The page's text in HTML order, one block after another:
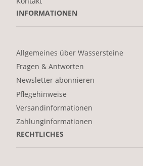
INFORMATIONEN
Allgemeines über Wassersteine
Fragen & Antworten
Newsletter abonnieren
Pflegehinweise
Versandinformationen
Zahlunginformationen
RECHTLICHES